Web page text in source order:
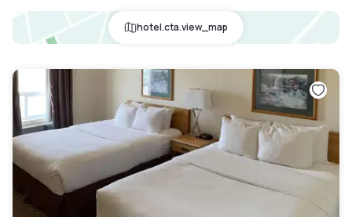
hotel.cta.view_map